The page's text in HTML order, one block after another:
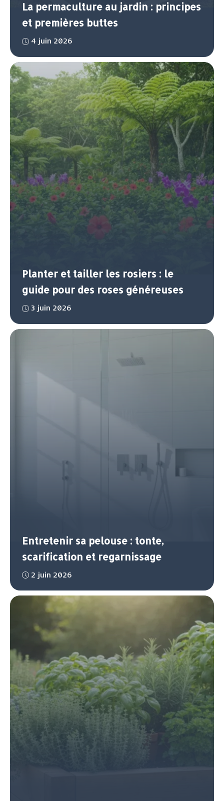
La permaculture au jardin : principes
et premières buttes
4 juin 2026
Planter et tailler les rosiers : le
guide pour des roses généreuses
3 juin 2026
Entretenir sa pelouse : tonte,
scarification et regarnissage
2 juin 2026